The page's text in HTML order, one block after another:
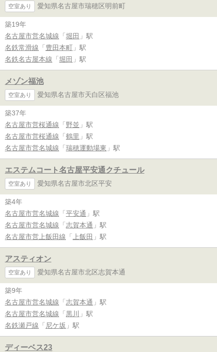
空室あり 愛知県名古屋市瑞穂区明前町
築19年
名古屋市営名城線 「 堀田 」駅
名鉄常滑線 「 豊田本町 」駅
名鉄名古屋本線 「 堀田 」駅
メゾン福池
空室あり 愛知県名古屋市天白区福池
築37年
名古屋市営桜通線 「 野並 」駅
名古屋市営桜通線 「 鶴里 」駅
名古屋市営名城線 「 瑞穂運動場東 」駅
エステムコート名古屋平安通クチュール
空室あり 愛知県名古屋市北区平安
築4年
名古屋市営名城線 「 平安通 」駅
名古屋市営名城線 「 志賀本通 」駅
名古屋市営上飯田線 「 上飯田 」駅
アスティオン
空室あり 愛知県名古屋市北区志賀本通
築9年
名古屋市営名城線 「 志賀本通 」駅
名古屋市営名城線 「 黒川
」駅
名鉄瀬戸線 「 尼ケ坂 」駅
ディーベス23